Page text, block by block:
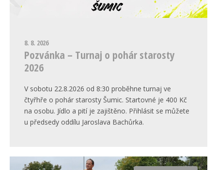
8. 8. 2026
Pozvánka – Turnaj o pohár starosty
2026
V sobotu 22.8.2026 od 8:30 proběhne turnaj ve
čtyřhře o pohár starosty Šumic. Startovné je 400 Kč
na osobu. Jídlo a pití je zajištěno. Přihlásit se můžete
u předsedy oddílu Jaroslava Bachůrka.